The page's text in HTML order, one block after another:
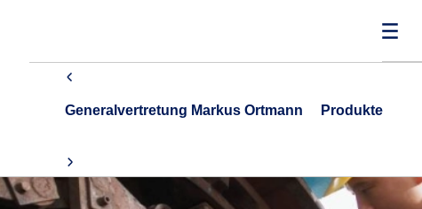
Generalvertretung Markus Ortmann Produkte